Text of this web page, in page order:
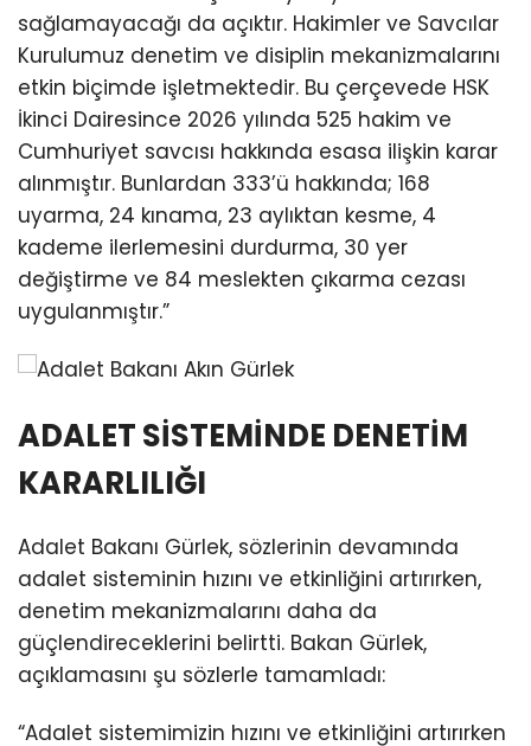
sağlamayacağı da açıktır. Hakimler ve Savcılar
Kurulumuz denetim ve disiplin mekanizmalarını
etkin biçimde işletmektedir. Bu çerçevede HSK
İkinci Dairesince 2026 yılında 525 hakim ve
Cumhuriyet savcısı hakkında esasa ilişkin karar
alınmıştır. Bunlardan 333’ü hakkında; 168
uyarma, 24 kınama, 23 aylıktan kesme, 4
kademe ilerlemesini durdurma, 30 yer
değiştirme ve 84 meslekten çıkarma cezası
uygulanmıştır.”
ADALET SİSTEMİNDE DENETİM
KARARLILIĞI
Adalet Bakanı Gürlek, sözlerinin devamında
adalet sisteminin hızını ve etkinliğini artırırken,
denetim mekanizmalarını daha da
güçlendireceklerini belirtti. Bakan Gürlek,
açıklamasını şu sözlerle tamamladı:
“Adalet sistemimizin hızını ve etkinliğini artırırken